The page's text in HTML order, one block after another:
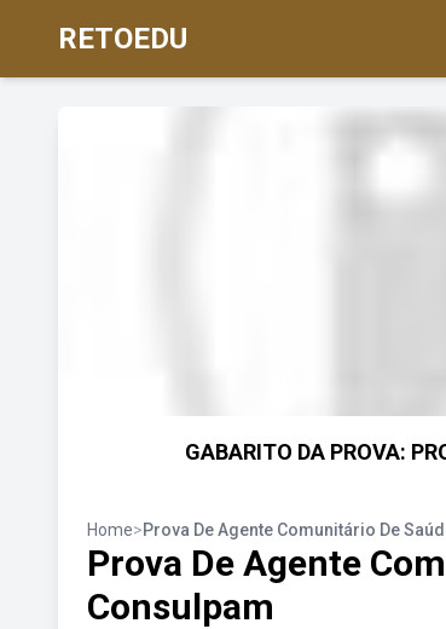
RETOEDU
GABARITO DA PROVA:
Home>Prova De Agente Comunitário De
Prova De Agente
Consulpam